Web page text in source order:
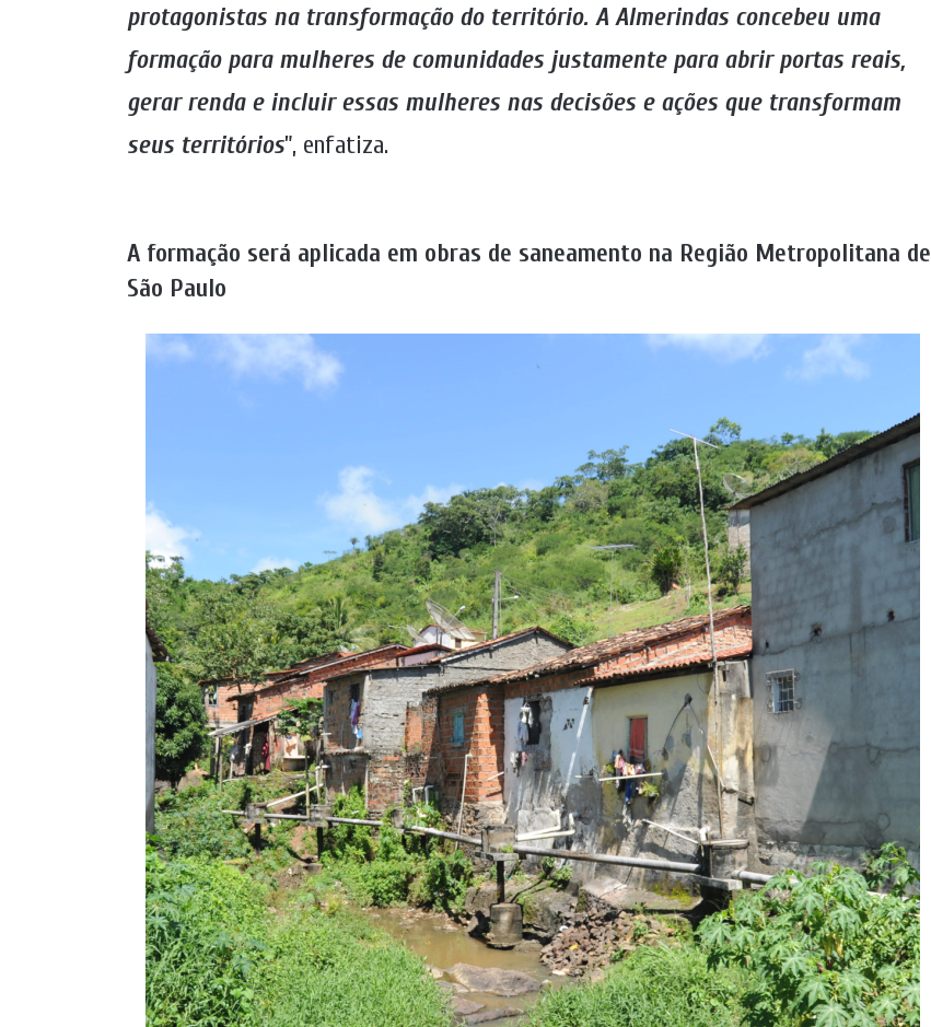
protagonistas na transformação do território. A Almerindas concebeu uma
formação para mulheres de comunidades justamente para abrir portas reais,
gerar renda e incluir essas mulheres nas decisões e ações que transformam
seus territórios”, enfatiza.
A formação será aplicada em obras de saneamento na Região Metropolitana de
São Paulo